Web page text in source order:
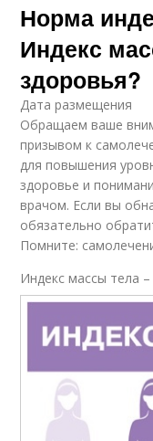
Норма
Индекс
здоровья?
Дата размещения
Обращаем ваше
призывом к
для повышения
здоровье и
врачом. Если вы
обязательно
Помните:
Индекс массы тела